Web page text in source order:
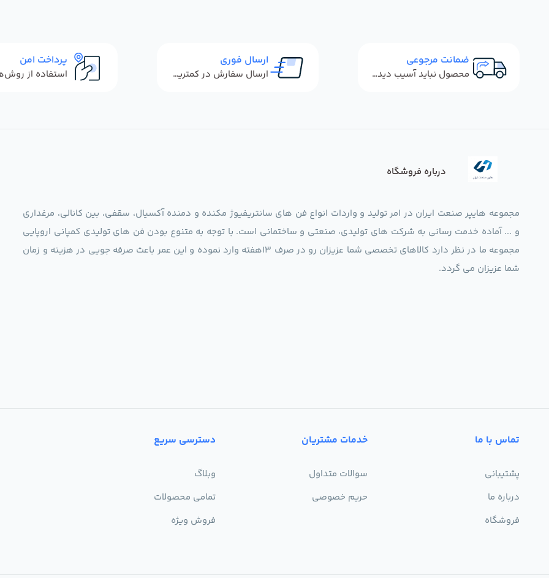
ضمانت مرجوعی
محصول نباید آسیب دیده باشد
ارسال فوری
ارسال سفارش در کمترین زمان ممکن
پرداخت امن
درباره فروشگاه
مجموعه هایپر صنعت ایران در امر تولید و واردات انواع فن های سانتریفیوژ مکنده و دمنده آکسیال، سقفی، بین کانالی، مرغداری
و ... آماده خدمت رسانی به شرکت های تولیدی، صنعتی و ساختمانی است. با توجه به متنوع بودن فن های تولیدی کمپانی اروپایی
مجموعه ما در نظر دارد کالاهای تخصصی شما عزیزان رو در صرف 13هفته وارد نموده و این عمر باعث صرفه جویی در هزینه و زمان
شما عزیزان می گردد.
تماس با ما
پشتیبانی
درباره ما
فروشگاه
خدمات مشتریان
سوالات متداول
حریم خصوصی
دسترسی سریع
وبلاگ
تمامی محصولات
فروش ویژه